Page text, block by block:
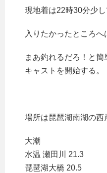
現地着は22時30分少し
入りたかったところへ
まあ釣れるだろ！と
キャストを開始する。
場所は琵琶湖南湖の西
大潮
水温 瀬田川 21.3
琵琶湖大橋 20.5